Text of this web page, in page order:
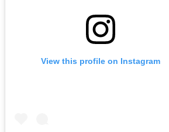
View this profile on Instagram